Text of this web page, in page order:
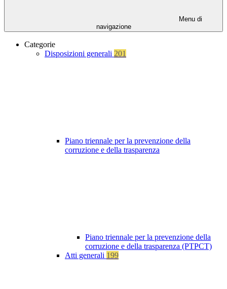
Menu di
navigazione
Categorie
Disposizioni generali 201
Piano triennale per la prevenzione della
corruzione e della trasparenza
Piano triennale per la prevenzione della
corruzione e della trasparenza (PTPCT)
Atti generali 199